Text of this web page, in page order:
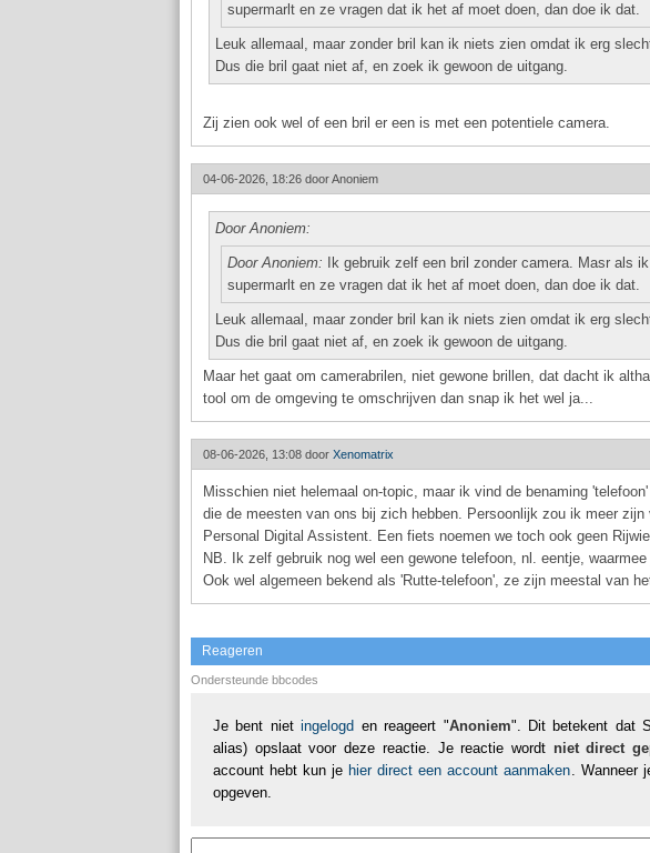
supermarlt en ze vragen dat ik het af moet doen, dan doe ik dat.
Leuk allemaal, maar zonder bril kan ik niets zien omdat ik erg
Dus die bril gaat niet af, en zoek ik gewoon de uitgang.
Zij zien ook wel of een bril er een is met een potentiele camera.
04-06-2026, 18:26 doorAnoniem
Door Anoniem:
Door Anoniem: Ik gebruik zelf een bril zonder camera. Masr als
supermarlt en ze vragen dat ik het af moet doen, dan doe ik dat.
Leuk allemaal, maar zonder bril kan ik niets zien omdat ik erg
Dus die bril gaat niet af, en zoek ik gewoon de uitgang.
Maar het gaat om camerabrilen, niet gewone brillen, dat dacht ik
tool om de omgeving te omschrijven dan snap ik het wel ja...
08-06-2026, 13:08 door Xenomatrix
Misschien niet helemaal on-topic, maar ik vind de benaming
die de meesten van ons bij zich hebben. Persoonlijk zou ik meer
Personal Digital Assistent. Een fiets noemen we toch ook geen
NB. Ik zelf gebruik nog wel een gewone telefoon, nl. eentje,
Ook wel algemeen bekend als 'Rutte-telefoon', ze zijn meestal van
Reageren
Ondersteunde bbcodes
Je bent nietingelogd en reageert "Anoniem". Dit betekent dat
alias) opslaat voor deze reactie. Je reactie wordt niet direct
account hebt kun je hier direct een account aanmaken. Wanneer
opgeven.